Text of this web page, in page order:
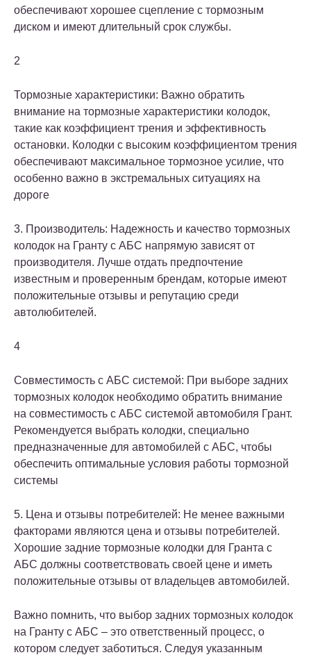
обеспечивают хорошее сцепление с тормозным
диском и имеют длительный срок службы.
2
Тормозные характеристики: Важно обратить
внимание на тормозные характеристики колодок,
такие как коэффициент трения и эффективность
остановки. Колодки с высоким коэффициентом трения
обеспечивают максимальное тормозное усилие, что
особенно важно в экстремальных ситуациях на
дороге
3. Производитель: Надежность и качество тормозных
колодок на Гранту с АБС напрямую зависят от
производителя. Лучше отдать предпочтение
известным и проверенным брендам, которые имеют
положительные отзывы и репутацию среди
автолюбителей.
4
Совместимость с АБС системой: При выборе задних
тормозных колодок необходимо обратить внимание
на совместимость с АБС системой автомобиля Грант.
Рекомендуется выбрать колодки, специально
предназначенные для автомобилей с АБС, чтобы
обеспечить оптимальные условия работы тормозной
системы
5. Цена и отзывы потребителей: Не менее важными
факторами являются цена и отзывы потребителей.
Хорошие задние тормозные колодки для Гранта с
АБС должны соответствовать своей цене и иметь
положительные отзывы от владельцев автомобилей.
Важно помнить, что выбор задних тормозных колодок
на Гранту с АБС – это ответственный процесс, о
котором следует заботиться. Следуя указанным